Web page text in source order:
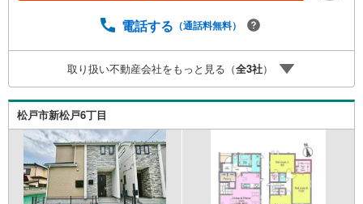
気軽にご相談ください。お客様第一主義をモット-にお引越
実に努めさせて頂きます。住宅情報館にお越し頂けたら、
物件のご紹介だけではなく、お住まいの疑問、不安、お家
の事ならなんでもご相談いただけます。お客様の要望をお
伺いしながら誠心誠意、全力でサポートさせて頂きます。
お客様一人一人に合わせたライフプランのご提案をさせて
いただきます。お気軽にご相談ください。
電話する （通話料無料）
取り扱い不動産会社をもっと見る（全3社）
松戸市新松戸6丁目